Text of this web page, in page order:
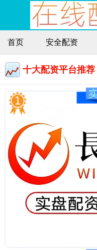
首页 安全配资
十大配资平台推荐